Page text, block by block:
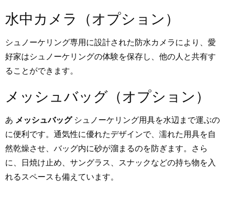
水中カメラ（オプション）
シュノーケリング専用に設計された防水カメラにより、愛
好家はシュノーケリングの体験を保存し、他の人と共有す
ることができます。
メッシュバッグ（オプション）
あ メッシュバッグシュノーケリング用具を水辺まで運ぶの
に便利です。通気性に優れたデザインで、濡れた用具を自
然乾燥させ、バッグ内に砂が溜まるのを防ぎます。さら
に、日焼け止め、サングラス、スナックなどの持ち物を入
れるスペースも備えています。